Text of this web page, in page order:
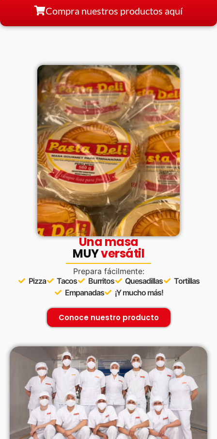
Compra nuestros productos aquí
Una masa
MUYversátil
Prepara fácilmente:
Pizza
Tacos Burritos Quesadillas
Tortillas
Empanadas
¡Y mucho más!
Conoce nuestro producto